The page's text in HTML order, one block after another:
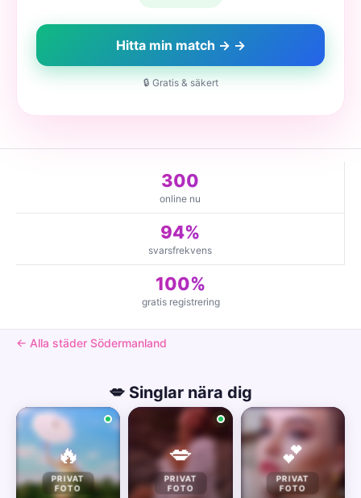
Hitta min match → →
🔒 Gratis & säkert
300
online nu
94%
svarsfrekvens
100%
gratis registrering
← Alla städer Södermanland
💋 Singlar nära dig
🔥
PRIVAT
FOTO
💋
PRIVAT
FOTO
💕
PRIVAT
FOTO